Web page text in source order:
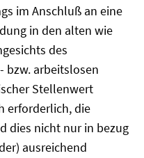
im Anschluß an eine
in den alten wie
des
bzw. arbeitslosen
Stellenwert
erforderlich, die
dies nicht nur in bezug
ausreichend